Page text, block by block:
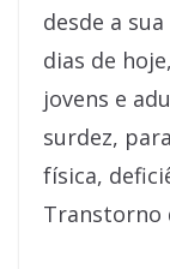
desde a
dias de
jovens e
surdez,
física,
Transtorno